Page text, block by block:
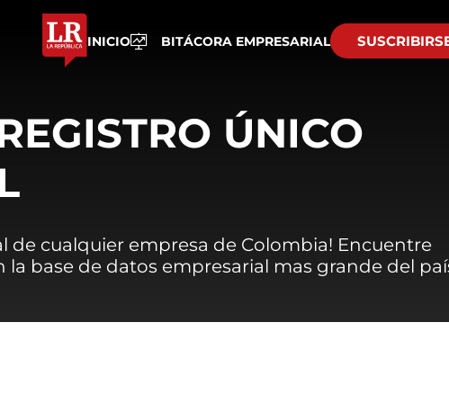
INICIO BITÁCORA EMPRESARIAL
ÚNICO
de cualquier empresa de Colombia! Encuentre
la base de datos empresarial mas grande del